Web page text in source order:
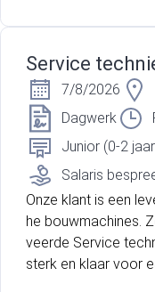
Service
7/8/2026
Dagwerk
Junior (0-2
Salaris
Onze klant is een
he bouwmachines.
veerde Service
sterk en klaar voor